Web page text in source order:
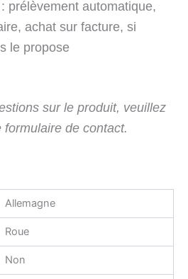
prélèvement automatique,
achat sur facture, si
le propose
sur le produit, veuillez
de contact.
Allemagne
Roue
Non